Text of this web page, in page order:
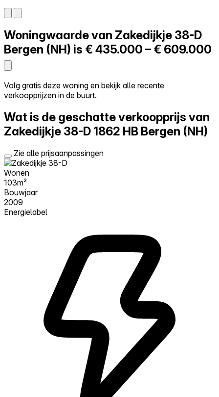
Zelf kopen
Alles-in-één
Reviews
Log in
Probeer Walter gratis
Woningwaarde van Zakedijkje 38-D
Bergen (NH) is € 435.000 – € 609.000
Volg gratis deze woning en bekijk alle recente
verkoopprijzen in de buurt.
Wat is de geschatte verkoopprijs van
Zakedijkje 38-D 1862 HB Bergen (NH)
Zie alle prijsaanpassingen
Wonen
103m²
Bouwjaar
2009
Energielabel